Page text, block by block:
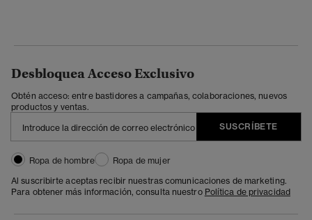
Desbloquea Acceso Exclusivo
Obtén acceso: entre bastidores a campañas, colaboraciones, nuevos
productos y ventas.
SUSCRÍBETE
Ropa de hombre
Ropa de mujer
Al suscribirte aceptas recibir nuestras comunicaciones de marketing.
Para obtener más información, consulta nuestro Política de privacidad